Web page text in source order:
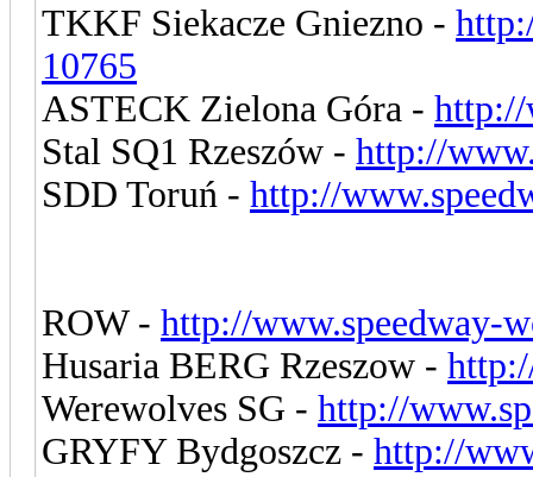
TKKF Siekacze Gniezno -
10765
ASTECK Zielona Góra - http://
Stal SQ1 Rzeszów - http://
SDD Toruń - http://
ROW - http://www.speedway-
Husaria BERG Rzeszow -
Werewolves SG - http://
GRYFY Bydgoszcz - http://